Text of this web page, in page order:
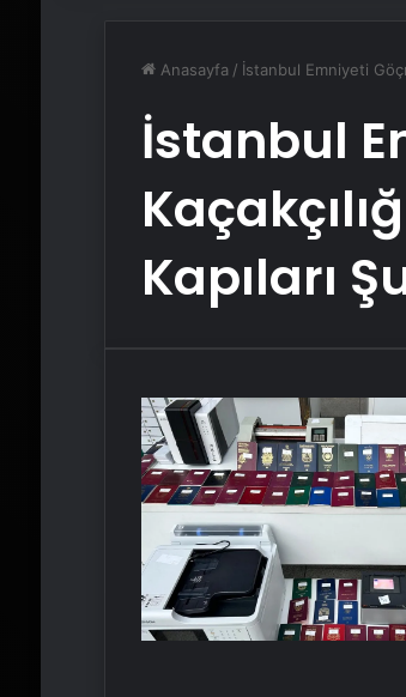
Anasayfa / İstanbul Emniyeti
İstanbul
Kapıları